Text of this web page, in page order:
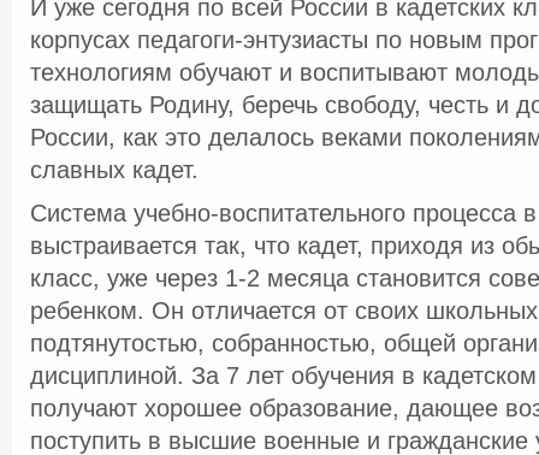
И уже сегодня по всей России в кадетских
корпусах педагоги-энтузиасты по новым
технологиям обучают и воспитывают
защищать Родину, беречь свободу, честь и
России, как это делалось веками
славных кадет.
Система учебно-воспитательного процесса
выстраивается так, что кадет, приходя из
класс, уже через 1-2 месяца становится
ребенком. Он отличается от своих
подтянутостью, собранностью, общей
дисциплиной. За 7 лет обучения в
получают хорошее образование, дающее
поступить в высшие военные и гражданские